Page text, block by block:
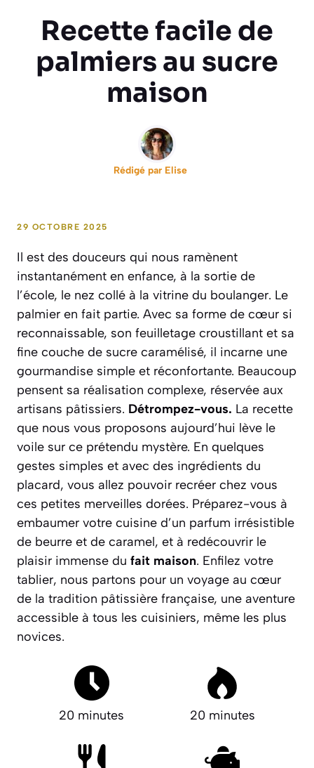
Recette facile de
palmiers au sucre
maison
Rédigé par Elise
29 OCTOBRE 2025
Il est des douceurs qui nous ramènent
instantanément en enfance, à la sortie de
l’école, le nez collé à la vitrine du boulanger. Le
palmier en fait partie. Avec sa forme de cœur si
reconnaissable, son feuilletage croustillant et sa
fine couche de sucre caramélisé, il incarne une
gourmandise simple et réconfortante. Beaucoup
pensent sa réalisation complexe, réservée aux
artisans pâtissiers. Détrompez-vous. La recette
que nous vous proposons aujourd’hui lève le
voile sur ce prétendu mystère. En quelques
gestes simples et avec des ingrédients du
placard, vous allez pouvoir recréer chez vous
ces petites merveilles dorées. Préparez-vous à
embaumer votre cuisine d’un parfum irrésistible
de beurre et de caramel, et à redécouvrir le
plaisir immense du fait maison. Enfilez votre
tablier, nous partons pour un voyage au cœur
de la tradition pâtissière française, une aventure
accessible à tous les cuisiniers, même les plus
novices.
20 minutes 20 minutes